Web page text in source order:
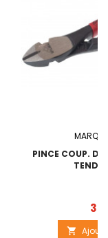
PINCE COUP. DE
TEND.
